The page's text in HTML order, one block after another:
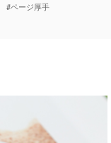
#ページ厚手